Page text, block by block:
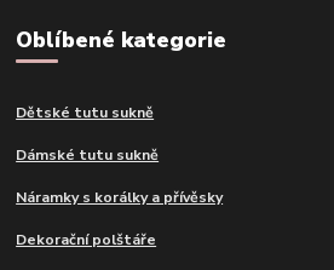
Oblíbené kategorie
Dětské tutu sukně
Dámské tutu sukně
Náramky s korálky a přívěsky
Dekorační polštáře